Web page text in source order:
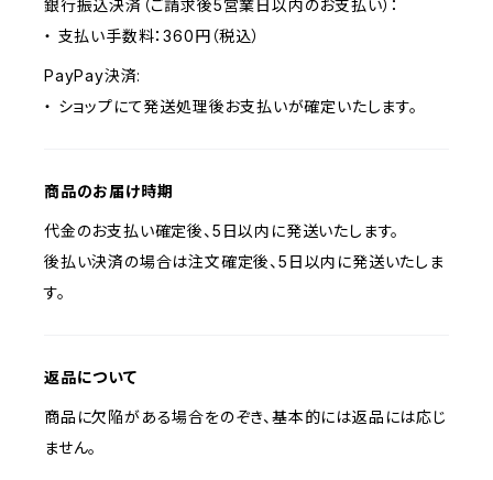
銀行振込決済（ご請求後5営業日以内のお支払い）：
・ 支払い手数料：360円（税込）
PayPay決済:
・ ショップにて発送処理後お支払いが確定いたします。
商品のお届け時期
代金のお支払い確定後、5日以内に発送いたします。
後払い決済の場合は注文確定後、5日以内に発送いたしま
す。
返品について
商品に欠陥がある場合をのぞき、基本的には返品には応じ
ません。